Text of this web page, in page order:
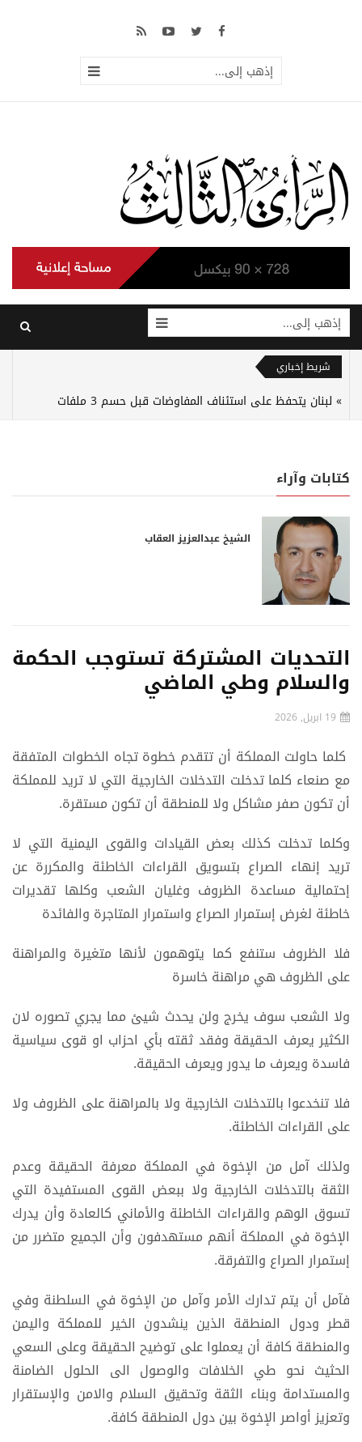
إذهب إلى...
إذهب إلى...
شريط إخباري
لبنان يتحفظ على استئناف المفاوضات قبل حسم 3 ملفات
كتابات وآراء
الشيخ عبدالعزيز العقاب
التحديات المشتركة تستوجب الحكمة
والسلام وطي الماضي
19 ابريل, 2026
كلما حاولت المملكة أن تتقدم خطوة تجاه الخطوات المتفقة
مع صنعاء كلما تدخلت التدخلات الخارجية التي لا تريد للمملكة
أن تكون صفر مشاكل ولا للمنطقة أن تكون مستقرة.
وكلما تدخلت كذلك بعض القيادات والقوى اليمنية التي لا
تريد إنهاء الصراع بتسويق القراءات الخاطئة والمكررة عن
إحتمالية مساعدة الظروف وغليان الشعب وكلها تقديرات
خاطئة لغرض إستمرار الصراع واستمرار المتاجرة والفائدة
فلا الظروف ستنفع كما يتوهمون لأنها متغيرة والمراهنة
على الظروف هي مراهنة خاسرة
ولا الشعب سوف يخرج ولن يحدث شيئ مما يجري تصوره لان
الكثير يعرف الحقيقة وفقد ثقته بأي احزاب او قوى سياسية
فاسدة ويعرف ما يدور ويعرف الحقيقة.
فلا تنخدعوا بالتدخلات الخارجية ولا بالمراهنة على الظروف ولا
على القراءات الخاطئة.
ولذلك آمل من الإخوة في المملكة معرفة الحقيقة وعدم
الثقة بالتدخلات الخارجية ولا ببعض القوى المستفيدة التي
تسوق الوهم والقراءات الخاطئة والأماني كالعادة وأن يدرك
الإخوة في المملكة أنهم مستهدفون وأن الجميع متضرر من
إستمرار الصراع والتفرقة.
فآمل أن يتم تدارك الأمر وآمل من الإخوة في السلطنة وفي
قطر ودول المنطقة الذين ينشدون الخير للمملكة واليمن
والمنطقة كافة أن يعملوا على توضيح الحقيقة وعلى السعي
الحثيث نحو طي الخلافات والوصول الى الحلول الضامنة
والمستدامة وبناء الثقة وتحقيق السلام والامن والإستقرار
وتعزيز أواصر الإخوة بين دول المنطقة كافة.